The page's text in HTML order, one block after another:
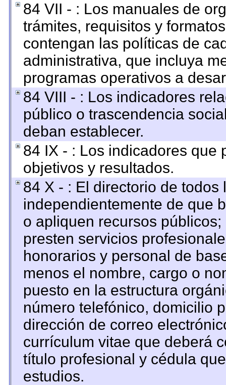
84 VII - : Los manuales de
trámites, requisitos y
contengan las políticas de
administrativa, que incluya
programas operativos a
84 VIII - : Los indicadores
público o trascendencia
deban establecer.
84 IX - : Los indicadores que
objetivos y resultados.
84 X - : El directorio de
independientemente de que
o apliquen recursos
presten servicios
honorarios y personal de
menos el nombre, cargo o
puesto en la estructura
número telefónico, domicilio
dirección de correo
currículum vitae que deberá
título profesional y cédula
estudios.